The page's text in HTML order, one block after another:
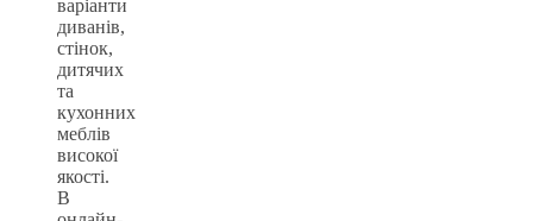
варіанти
диванів,
стінок,
дитячих
та
кухонних
меблів
високої
якості.
В